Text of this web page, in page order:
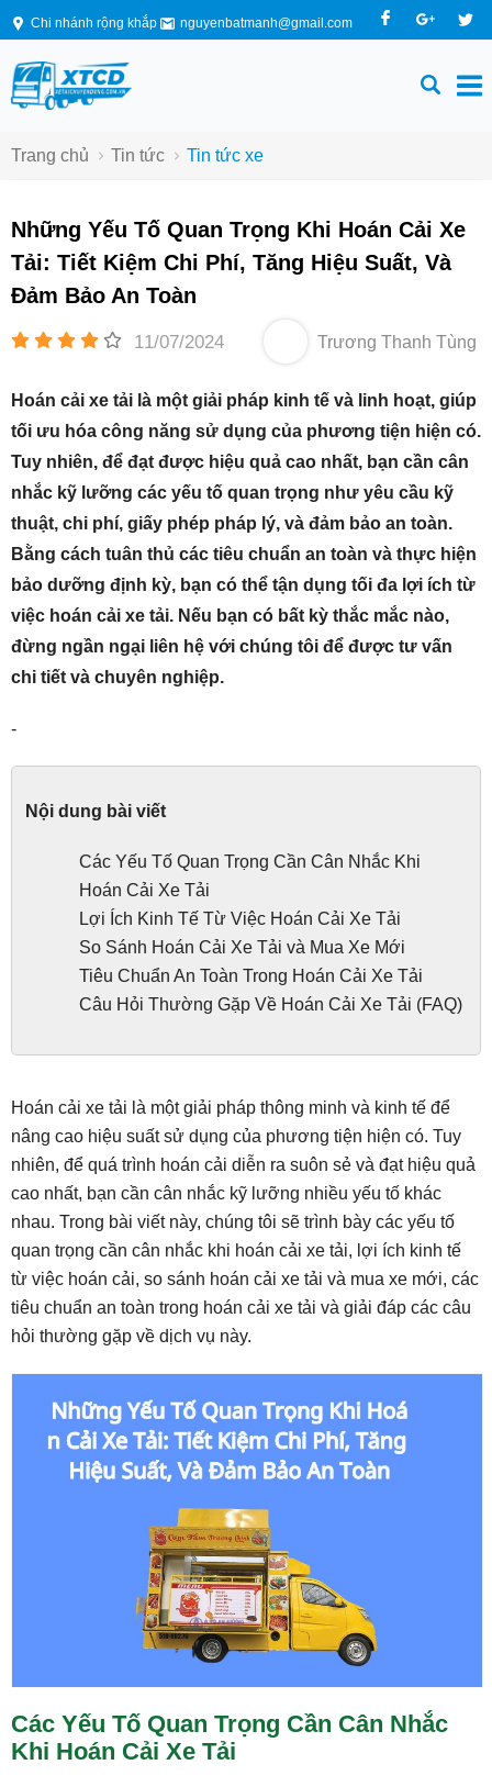
Chi nhánh rộng khắp nguyenbatmanh@gmail.com
Trang chủ Tin tức Tin tức xe
Những Yếu Tố Quan Trọng Khi Hoán Cải Xe
Tải: Tiết Kiệm Chi Phí, Tăng Hiệu Suất, Và
Đảm Bảo An Toàn
11/07/2024 Trương Thanh Tùng
Hoán cải xe tải là một giải pháp kinh tế và linh hoạt, giúp
tối ưu hóa công năng sử dụng của phương tiện hiện có.
Tuy nhiên, để đạt được hiệu quả cao nhất, bạn cần cân
nhắc kỹ lưỡng các yếu tố quan trọng như yêu cầu kỹ
thuật, chi phí, giấy phép pháp lý, và đảm bảo an toàn.
Bằng cách tuân thủ các tiêu chuẩn an toàn và thực hiện
bảo dưỡng định kỳ, bạn có thể tận dụng tối đa lợi ích từ
việc hoán cải xe tải. Nếu bạn có bất kỳ thắc mắc nào,
đừng ngần ngại liên hệ với chúng tôi để được tư vấn
chi tiết và chuyên nghiệp.
-
Nội dung bài viết
Các Yếu Tố Quan Trọng Cần Cân Nhắc Khi
Hoán Cải Xe Tải
Lợi Ích Kinh Tế Từ Việc Hoán Cải Xe Tải
So Sánh Hoán Cải Xe Tải và Mua Xe Mới
Tiêu Chuẩn An Toàn Trong Hoán Cải Xe Tải
Câu Hỏi Thường Gặp Về Hoán Cải Xe Tải (FAQ)
Hoán cải xe tải là một giải pháp thông minh và kinh tế để
nâng cao hiệu suất sử dụng của phương tiện hiện có. Tuy
nhiên, để quá trình hoán cải diễn ra suôn sẻ và đạt hiệu quả
cao nhất, bạn cần cân nhắc kỹ lưỡng nhiều yếu tố khác
nhau. Trong bài viết này, chúng tôi sẽ trình bày các yếu tố
quan trọng cần cân nhắc khi hoán cải xe tải, lợi ích kinh tế
từ việc hoán cải, so sánh hoán cải xe tải và mua xe mới, các
tiêu chuẩn an toàn trong hoán cải xe tải và giải đáp các câu
hỏi thường gặp về dịch vụ này.
Các Yếu Tố Quan Trọng Cần Cân Nhắc
Khi Hoán Cải Xe Tải